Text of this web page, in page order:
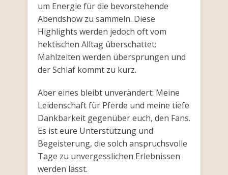
um Energie für die bevorstehende
Abendshow zu sammeln. Diese
Highlights werden jedoch oft vom
hektischen Alltag überschattet:
Mahlzeiten werden übersprungen und
der Schlaf kommt zu kurz.
Aber eines bleibt unverändert: Meine
Leidenschaft für Pferde und meine tiefe
Dankbarkeit gegenüber euch, den Fans.
Es ist eure Unterstützung und
Begeisterung, die solch anspruchsvolle
Tage zu unvergesslichen Erlebnissen
werden lässt.